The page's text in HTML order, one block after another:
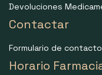
Devoluciones
Contactar
Formulario de contacto
Horario